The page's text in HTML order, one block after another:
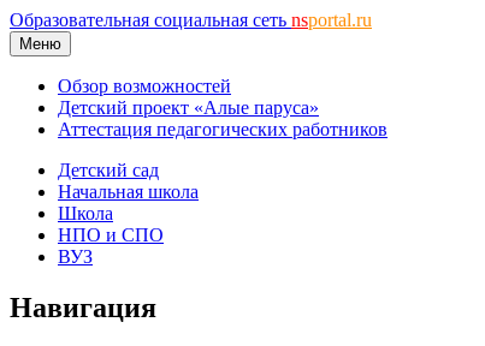
Образовательная социальная сеть nsportal.ru
Меню
Обзор возможностей
Детский проект «Алые паруса»
Аттестация педагогических работников
Детский сад
Начальная школа
Школа
НПО и СПО
ВУЗ
Навигация